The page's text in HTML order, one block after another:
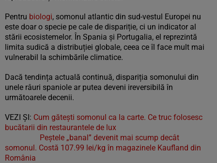
Pentru biologi, somonul atlantic din sud-vestul Europei nu
este doar o specie pe cale de dispariție, ci un indicator al
stării ecosistemelor. În Spania și Portugalia, el reprezintă
limita sudică a distribuției globale, ceea ce îl face mult mai
vulnerabil la schimbările climatice.
Dacă tendința actuală continuă, dispariția somonului din
unele râuri spaniole ar putea deveni ireversibilă în
următoarele decenii.
VEZI ȘI: Cum gătești somonul ca la carte. Ce truc folosesc
bucătarii din restaurantele de lux
Peștele „banal” devenit mai scump decât
somonul. Costă 107.99 lei/kg în magazinele Kaufland din
România